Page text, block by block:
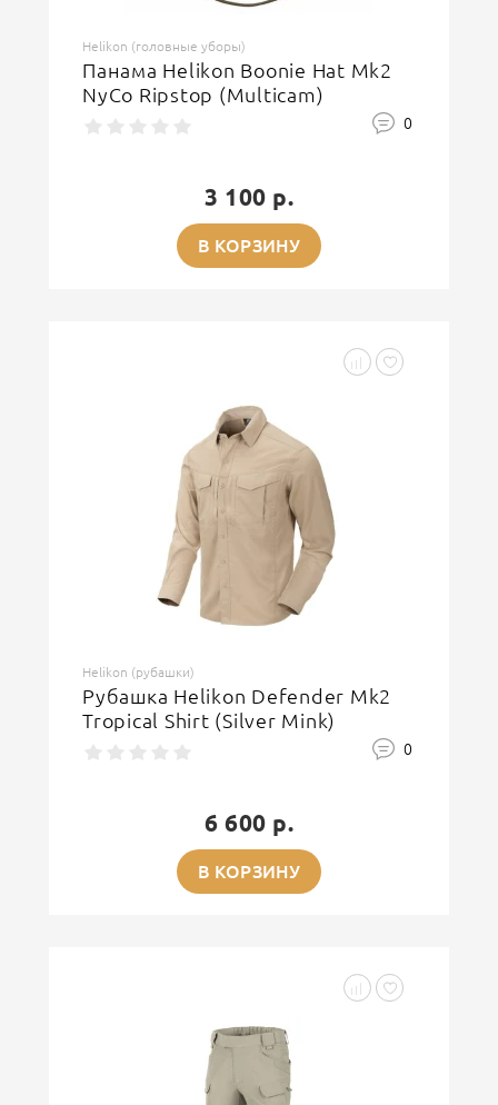
Helikon (головные уборы)
Панама Helikon Boonie Hat Mk2
NyCo Ripstop (Multicam)
0
3 100 р.
В КОРЗИНУ
Helikon (рубашки)
Рубашка Helikon Defender Mk2
Tropical Shirt (Silver Mink)
0
6 600 р.
В КОРЗИНУ